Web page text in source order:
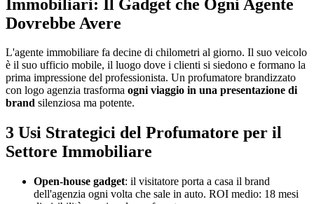
Immobiliari: Il Gadget che Ogni Agente
Dovrebbe Avere
L'agente immobiliare fa decine di chilometri al giorno. Il suo veicolo
è il suo ufficio mobile, il luogo dove i clienti si siedono e formano la
prima impressione del professionista. Un profumatore brandizzato
con logo agenzia trasforma ogni viaggio in una presentazione di
brand silenziosa ma potente.
3 Usi Strategici del Profumatore per il
Settore Immobiliare
Open-house gadget: il visitatore porta a casa il brand
dell'agenzia ogni volta che sale in auto. ROI medio: 18 mesi